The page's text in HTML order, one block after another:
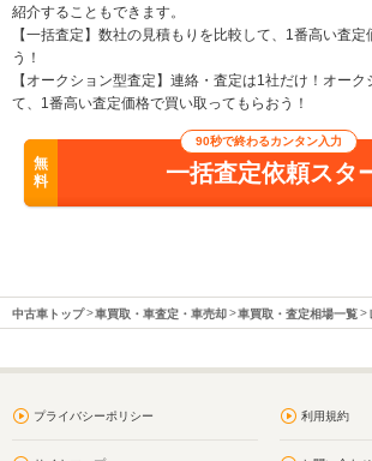
紹介することもできます。
【一括査定】数社の見積もりを比較して、1番高い査
う！
【オークション型査定】連絡・査定は1社だけ！オー
て、1番高い査定価格で買い取ってもらおう！
無
料
90秒で終わるカンタン入力
一括査定依頼スタ
中古車トップ 車買取・車査定・車売却 車買取・査定相場一覧
プライバシーポリシー 利用規約